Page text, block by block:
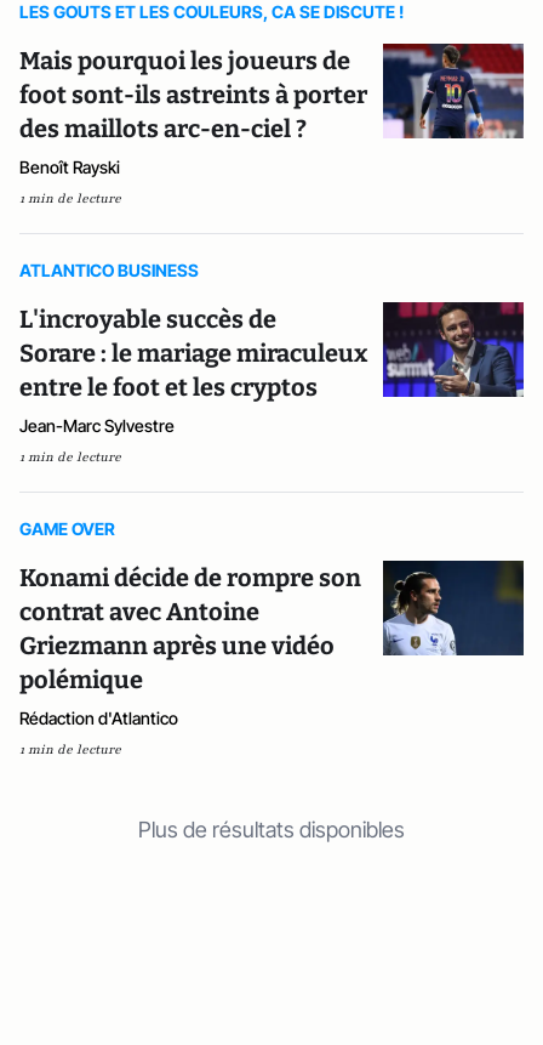
LES GOUTS ET LES COULEURS, CA SE DISCUTE !
Mais pourquoi les joueurs de
foot sont-ils astreints à porter
des maillots arc-en-ciel ?
Benoît Rayski
1 min de lecture
ATLANTICO BUSINESS
L'incroyable succès de
Sorare : le mariage miraculeux
entre le foot et les cryptos
Jean-Marc Sylvestre
1 min de lecture
GAME OVER
Konami décide de rompre son
contrat avec Antoine
Griezmann après une vidéo
polémique
Rédaction d'Atlantico
1 min de lecture
Plus de résultats disponibles